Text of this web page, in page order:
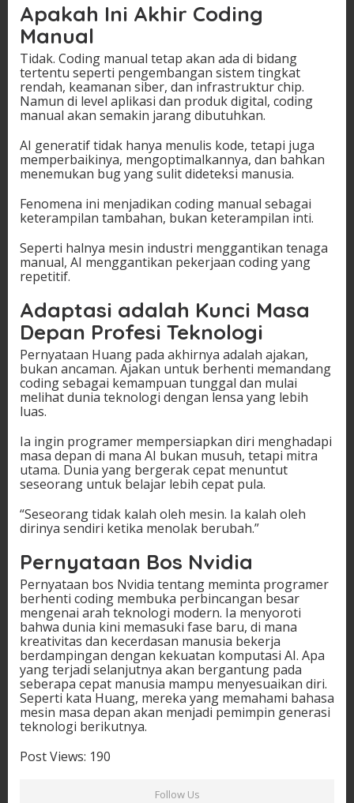
Apakah Ini Akhir Coding
Manual
Tidak. Coding manual tetap akan ada di bidang
tertentu seperti pengembangan sistem tingkat
rendah, keamanan siber, dan infrastruktur chip.
Namun di level aplikasi dan produk digital, coding
manual akan semakin jarang dibutuhkan.
AI generatif tidak hanya menulis kode, tetapi juga
memperbaikinya, mengoptimalkannya, dan bahkan
menemukan bug yang sulit dideteksi manusia.
Fenomena ini menjadikan coding manual sebagai
keterampilan tambahan, bukan keterampilan inti.
Seperti halnya mesin industri menggantikan tenaga
manual, AI menggantikan pekerjaan coding yang
repetitif.
Adaptasi adalah Kunci Masa
Depan Profesi Teknologi
Pernyataan Huang pada akhirnya adalah ajakan,
bukan ancaman. Ajakan untuk berhenti memandang
coding sebagai kemampuan tunggal dan mulai
melihat dunia teknologi dengan lensa yang lebih
luas.
Ia ingin programer mempersiapkan diri menghadapi
masa depan di mana AI bukan musuh, tetapi mitra
utama. Dunia yang bergerak cepat menuntut
seseorang untuk belajar lebih cepat pula.
“Seseorang tidak kalah oleh mesin. Ia kalah oleh
dirinya sendiri ketika menolak berubah.”
Pernyataan Bos Nvidia
Pernyataan bos Nvidia tentang meminta programer
berhenti coding membuka perbincangan besar
mengenai arah teknologi modern. Ia menyoroti
bahwa dunia kini memasuki fase baru, di mana
kreativitas dan kecerdasan manusia bekerja
berdampingan dengan kekuatan komputasi AI. Apa
yang terjadi selanjutnya akan bergantung pada
seberapa cepat manusia mampu menyesuaikan diri.
Seperti kata Huang, mereka yang memahami bahasa
mesin masa depan akan menjadi pemimpin generasi
teknologi berikutnya.
Post Views: 190
Follow Us